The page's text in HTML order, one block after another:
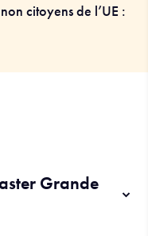
citoyens de l’UE :
Grande